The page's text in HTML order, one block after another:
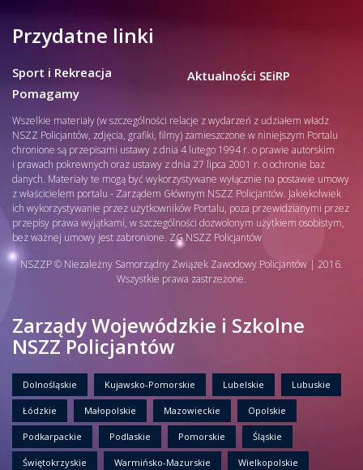
Przydatne linki
Sport i Rekreacja
Pomagamy
Aktualności SEiRP
Wszelkie materiały (w szczególności relacje z wydarzeń z udziałem władz
NSZZ Policjantów, zdjęcia, grafiki, filmy) zamieszczone w niniejszym Portalu
chronione są przepisami ustawy z dnia 4 lutego 1994 r. o prawie autorskim
i prawach pokrewnych oraz ustawy z dnia 27 lipca 2001 r. o ochronie baz
danych. Materiały te mogą być wykorzystywane wyłącznie na postawie umowy
z właścicielem portalu - Zarządem Głównym NSZZ Policjantów. Jakiekolwiek
ich wykorzystywanie przez użytkowników Portalu, poza przewidzianymi przez
przepisy prawa wyjątkami, w szczególności dozwolonym użytkiem osobistym,
bez ważnej umowy jest zabronione. ZG NSZZ Policjantów
NSZZP © Niezależny Samorządny Związek Zawodowy Policjantów | 2016.
Wszystkie prawa zastrzeżone.
Zarządy Wojewódzkie i Szkolne
NSZZ Policjantów
Dolnośląskie Kujawsko-Pomorskie Lubelskie Lubuskie
Łódzkie Małopolskie Mazowieckie Opolskie
Podkarpackie Podlaskie Pomorskie Śląskie
Świętokrzyskie Warmińsko-Mazurskie Wielkopolskie